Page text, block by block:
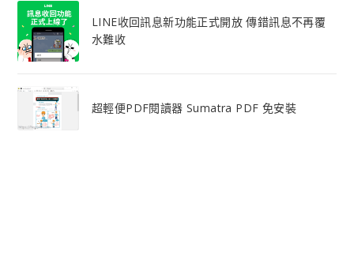
LINE收回訊息新功能正式開放 傳錯訊息不再覆
水難收
超輕便PDF閱讀器 Sumatra PDF 免安裝